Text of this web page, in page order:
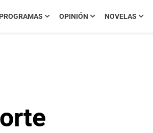
PROGRAMAS OPINIÓN NOVELAS